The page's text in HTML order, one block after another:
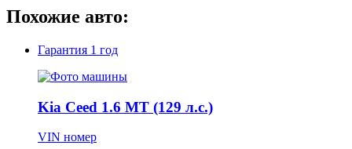
Похожие авто:
Гарантия 1 год
Kia Ceed 1.6 MT (129 л.с.)
VIN номер